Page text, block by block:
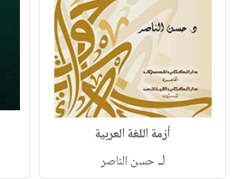
أزمة اللغة العربية
لـحسن الناصر